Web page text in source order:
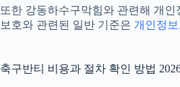
또한 강동하수구막힘와 관련해 개
보호와 관련된 일반 기준은 개인정
축구반티 비용과 절차 확인 방법